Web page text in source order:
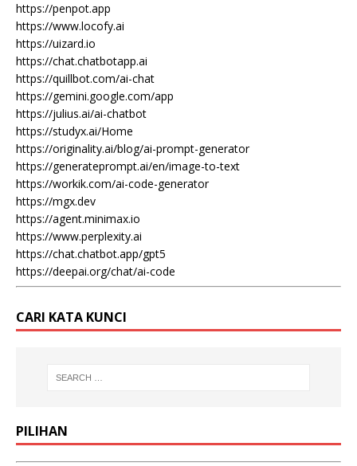
https://penpot.app
https://www.locofy.ai
https://uizard.io
https://chat.chatbotapp.ai
https://quillbot.com/ai-chat
https://gemini.google.com/app
https://julius.ai/ai-chatbot
https://studyx.ai/Home
https://originality.ai/blog/ai-prompt-generator
https://generateprompt.ai/en/image-to-text
https://workik.com/ai-code-generator
https://mgx.dev
https://agent.minimax.io
https://www.perplexity.ai
https://chat.chatbot.app/gpt5
https://deepai.org/chat/ai-code
CARI KATA KUNCI
PILIHAN